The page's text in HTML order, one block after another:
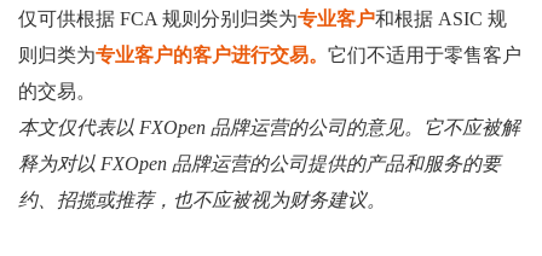
仅可供根据 FCA 规则分别归类为专业客户和根据 ASIC 规
则归类为专业客户的客户进行交易。 它们不适用于零售客户
的交易。
本文仅代表以 FXOpen 品牌运营的公司的意见。它不应被解
释为对以 FXOpen 品牌运营的公司提供的产品和服务的要
约、招揽或推荐，也不应被视为财务建议。